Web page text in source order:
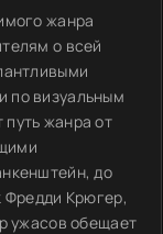
жанра
о всей
по визуальным
жанра от
до
Фредди Крюгер,
ужасов обещает